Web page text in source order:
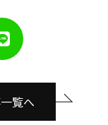
覧へ